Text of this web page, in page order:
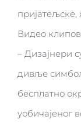
Видео
– Дизајнери
дивље
бесплатно
уобичајеног